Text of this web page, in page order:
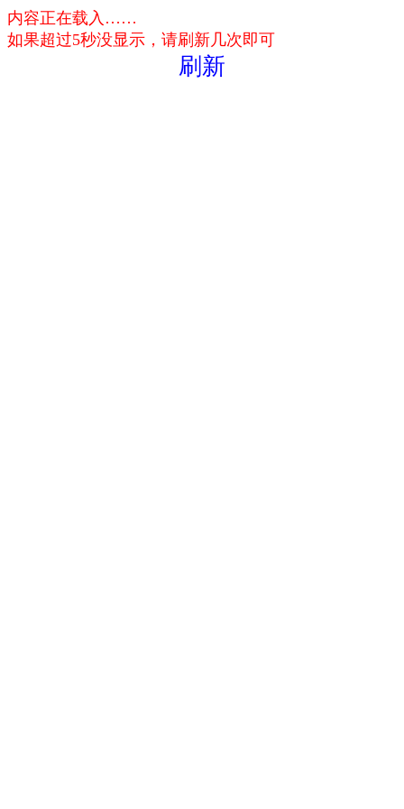
内容正在载入……
如果超过5秒没显示，请刷新几次即可
刷新